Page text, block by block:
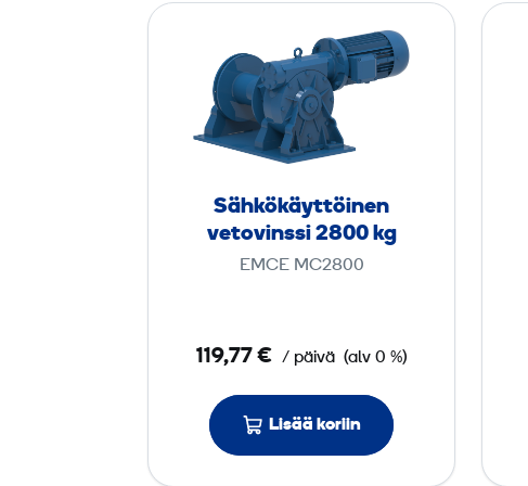
ä
h
k
ö
­
ä
i
n
e
n
Sähkö­käyttöinen
vetovinssi 2800 kg
EMCE MC2800
119,77 € / päivä (alv 0 %)
Lisää koriin